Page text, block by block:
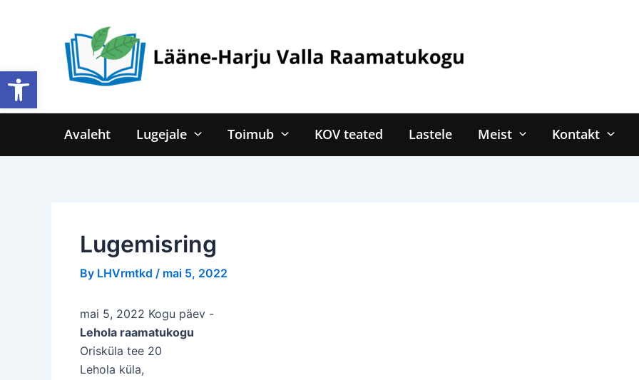
Open toolbar
Avaleht Lugejale Toimub KOV teated Lastele Meist Kontakt
Lugemisring
By LHVrmtkd / mai 5, 2022
mai 5, 2022 Kogu päev -
Lehola raamatukogu
Orisküla tee 20
Lehola küla,